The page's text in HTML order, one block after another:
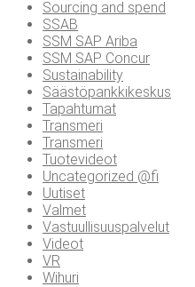
Sourcing and spend
SSAB
SSM SAP Ariba
SSM SAP Concur
Sustainability
Säästöpankkikeskus
Tapahtumat
Transmeri
Transmeri
Tuotevideot
Uncategorized @fi
Uutiset
Valmet
Vastuullisuuspalvelut
Videot
VR
Wihuri